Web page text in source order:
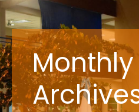
Monthly